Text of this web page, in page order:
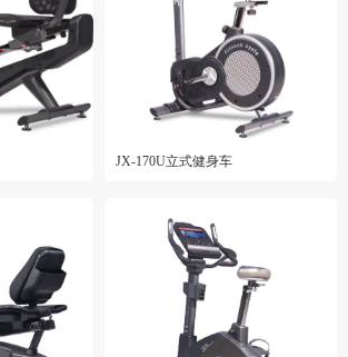
JX-170U立式健身车